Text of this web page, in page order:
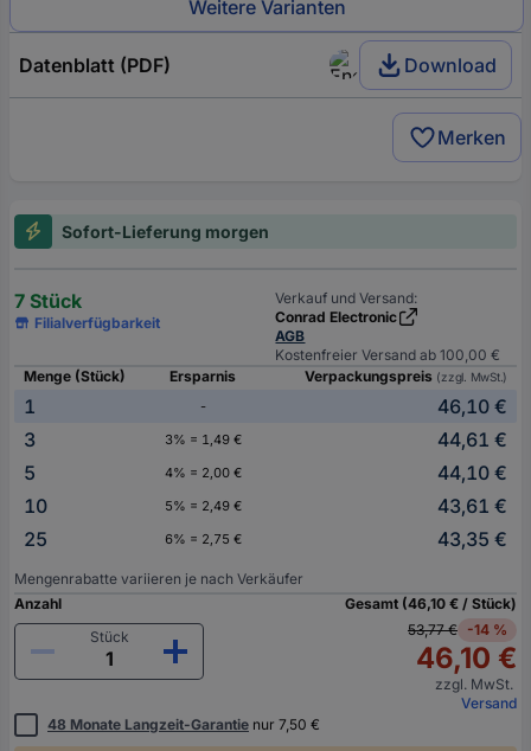
Weitere Varianten
Datenblatt (PDF) Download
Merken
Sofort-Lieferung morgen
7 Stück
Filialverfügbarkeit
Verkauf und Versand:
Conrad Electronic
AGB
Kostenfreier Versand ab 100,00 €
Menge (Stück)
Ersparnis Verpackungspreis (zzgl. MwSt.)
1 -
46,10 €
3
3% = 1,49 €
44,61 €
5
4% = 2,00 €
44,10 €
10
5% = 2,49 €
43,61 €
25
6% = 2,75 € 43,35 €
Mengenrabatte variieren je nach Verkäufer
Anzahl
Stück
Gesamt (46,10 € / Stück)
53,77 € -14 %
46,10 €
zzgl. MwSt.
Versand
48 Monate Langzeit-Garantie nur 7,50 €